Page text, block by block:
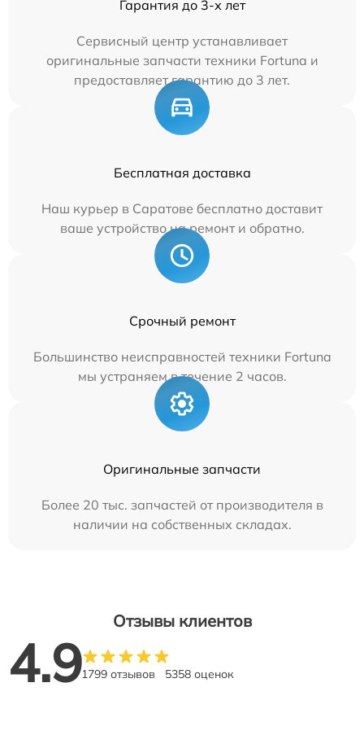
Гарантия до 3-х лет
Сервисный центр устанавливает
оригинальные запчасти техники Fortuna и
предоставляет гарантию до 3 лет.
Бесплатная доставка
Наш курьер в Саратове бесплатно доставит
ваше устройство на ремонт и обратно.
Срочный ремонт
Большинство неисправностей техники Fortuna
мы устраняем в течение 2 часов.
Оригинальные запчасти
Более 20 тыс. запчастей от производителя в
наличии на собственных складах.
Отзывы клиентов
4.91799 отзывов 5358 оценок